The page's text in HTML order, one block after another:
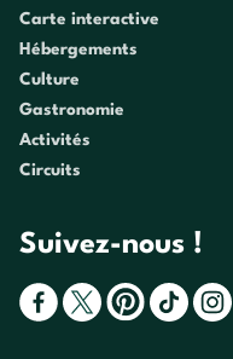
Carte interactive
Hébergements
Culture
Gastronomie
Activités
Circuits
Suivez-nous !